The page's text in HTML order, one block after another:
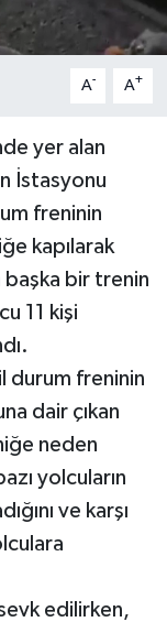
A- A+
yer alan
İstasyonu
freninin
kapılarak
başka bir trenin
11 kişi
durum freninin
dair çıkan
neden
yolcuların
ve karşı
edilirken,